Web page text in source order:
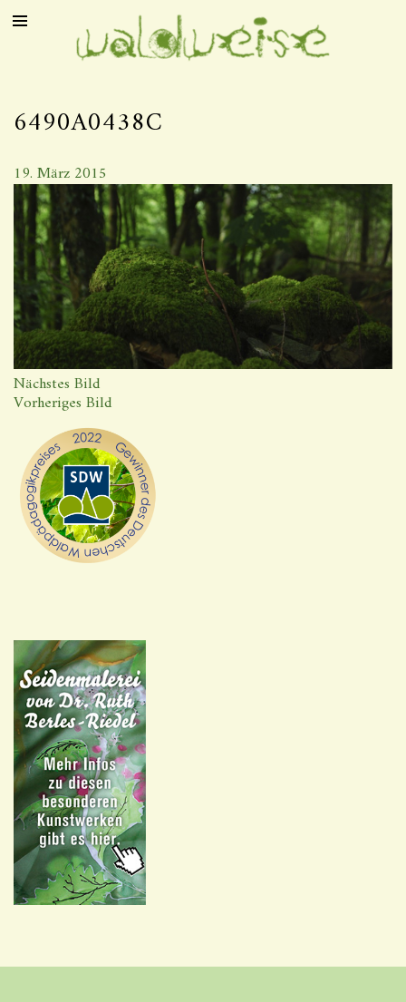
6490A0438C
19. März 2015
Nächstes Bild
Vorheriges Bild